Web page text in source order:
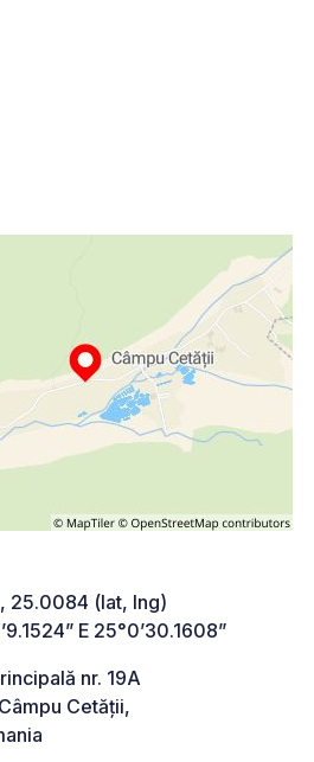
25.0084 (lat, lng)
E 25°0’30.1608”
nr. 19A
Cetății,